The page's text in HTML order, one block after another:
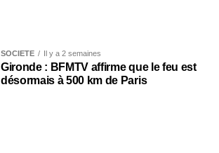
SOCIÉTÉ Il y a 2 semaines
Gironde : BFMTV affirme que le feu est
désormais à 500 km de Paris